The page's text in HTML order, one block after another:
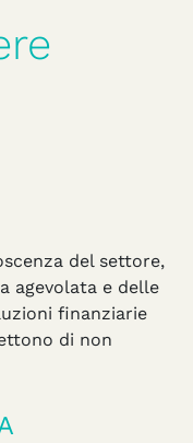
del settore,
agevolata e delle
finanziarie
di non